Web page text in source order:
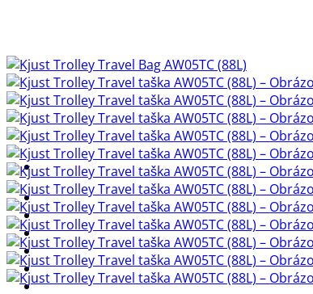
! ! ! S Ú Ť A Ž ! ! !
Výpredaj -%
Produkty
Špičkový UEBLER
Autoriz. servis THULE/UEBLER
Predajne